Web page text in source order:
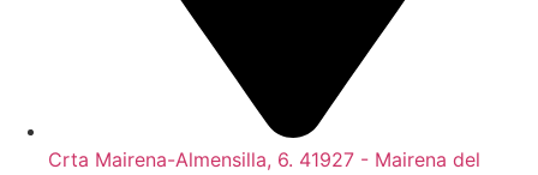
Crta Mairena-Almensilla, 6. 41927 - Mairena del